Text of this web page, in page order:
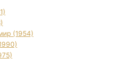
(1954)